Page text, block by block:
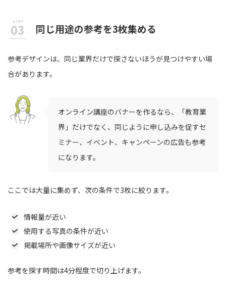
同じ用途の参考を3枚集める
参考デザインは、同じ業界だけで探さないほうが見つけやすい場
合があります。
オンライン講座のバナーを作るなら、「教育業
界」だけでなく、同じように申し込みを促すセ
ミナー、イベント、キャンペーンの広告も参考
になります。
ここでは大量に集めず、次の条件で3枚に絞ります。
情報量が近い
使用する写真の条件が近い
掲載場所や画像サイズが近い
参考を探す時間は4分程度で切り上げます。